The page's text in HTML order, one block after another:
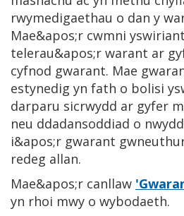
rwymedigaethau o dan y
Mae&apos;r cwmni
telerau&apos;r warant ar
cyfnod gwarant. Mae
estynedig yn fath o bolisi
darparu sicrwydd ar gyfer
neu ddadansoddiad o
i&apos;r gwarant
redeg allan.
Mae&apos;r canllaw
yn rhoi mwy o wybodaeth.